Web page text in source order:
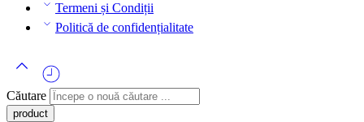
Termeni și Condiții
Politică de confidențialitate
Căutare